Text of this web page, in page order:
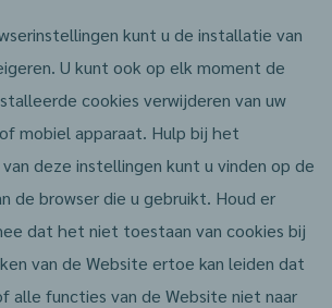
kunt u de installatie van
U kunt ook op elk moment de
cookies verwijderen van uw
mobiel apparaat. Hulp bij het
van deze instellingen kunt u vinden op de
de browser die u gebruikt. Houd er
dat het niet toestaan van cookies bij
van de Website ertoe kan leiden dat
alle functies van de Website niet naar